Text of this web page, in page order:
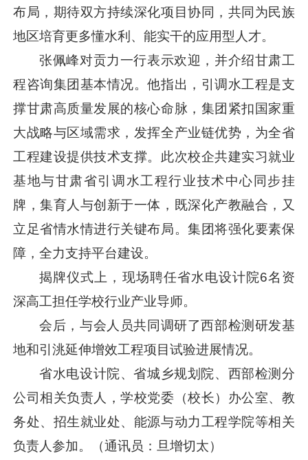
布局，期待双方持续深化项目协同，共同为民族
地区培育更多懂水利、能实干的应用型人才。
张佩峰对贡力一行表示欢迎，并介绍甘肃工
程咨询集团基本情况。他指出，引调水工程是支
撑甘肃高质量发展的核心命脉，集团紧扣国家重
大战略与区域需求，发挥全产业链优势，为全省
工程建设提供技术支撑。此次校企共建实习就业
基地与甘肃省引调水工程行业技术中心同步挂
牌，集育人与创新于一体，既深化产教融合，又
立足省情水情进行关键布局。集团将强化要素保
障，全力支持平台建设。
揭牌仪式上，现场聘任省水电设计院6名资
深高工担任学校行业产业导师。
会后，与会人员共同调研了西部检测研发基
地和引洮延伸增效工程项目试验进展情况。
省水电设计院、省城乡规划院、西部检测分
公司相关负责人，学校党委（校长）办公室、教
务处、招生就业处、能源与动力工程学院等相关
负责人参加。（通讯员：旦增切太）